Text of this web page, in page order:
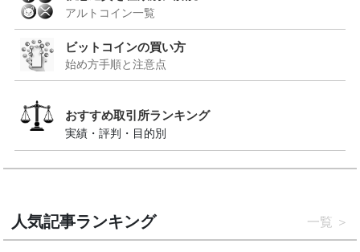
アルトコイン一覧
ビットコインの買い方
始め方手順と注意点
おすすめ取引所ランキング
実績・評判・目的別
人気記事ランキング 一覧